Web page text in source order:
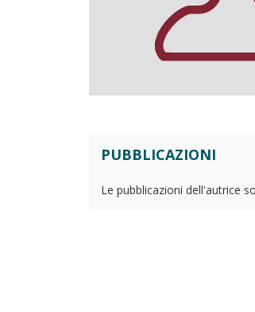
PUBBLICAZIONI
Le pubblicazioni dell'autrice